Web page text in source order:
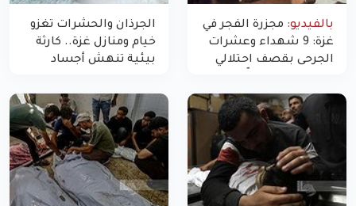
بالفيديو: مجزرة الفجر في
غزة: 9 شهداء وعشرات
الجرحى بقصف احتلالي
الجرذان والحشرات تغزو
خيام ومنازل غزة.. كارثة
بيئية تنهش أجساد